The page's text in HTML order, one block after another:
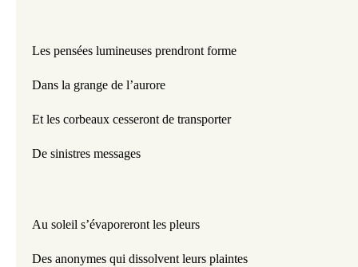
Les pensées lumineuses prendront forme
Dans la grange de l’aurore
Et les corbeaux cesseront de transporter
De sinistres messages
Au soleil s’évaporeront les pleurs
Des anonymes qui dissolvent leurs plaintes